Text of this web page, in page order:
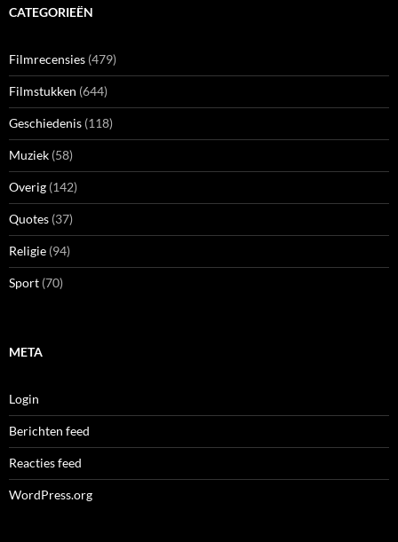
CATEGORIEËN
Filmrecensies (479)
Filmstukken (644)
Geschiedenis (118)
Muziek (58)
Overig (142)
Quotes (37)
Religie (94)
Sport (70)
META
Login
Berichten feed
Reacties feed
WordPress.org